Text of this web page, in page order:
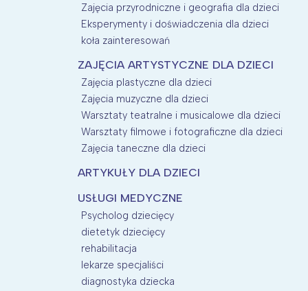
Zajęcia przyrodniczne i geografia dla dzieci
Eksperymenty i doświadczenia dla dzieci
koła zainteresowań
ZAJĘCIA ARTYSTYCZNE DLA DZIECI
Zajęcia plastyczne dla dzieci
Zajęcia muzyczne dla dzieci
Warsztaty teatralne i musicalowe dla dzieci
Warsztaty filmowe i fotograficzne dla dzieci
Zajęcia taneczne dla dzieci
ARTYKUŁY DLA DZIECI
USŁUGI MEDYCZNE
Psycholog dziecięcy
dietetyk dziecięcy
rehabilitacja
lekarze specjaliści
diagnostyka dziecka